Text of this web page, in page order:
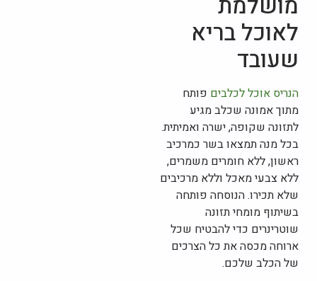
לאוכל בריא
שעובד
הנריס אוכל לכלבים פותח
מתוך אמונה שכלב מגיע
לתזונה שקופה, ישרה ואמיתית.
בכל מנה תמצאו בשר כמרכיב
ראשון, ללא חומרים משמרים,
ללא צבעי מאכל וללא מרכיבים
שלא תכירו. הנוסחה פותחה
בשיתוף מומחי תזונה
שוטרינרים כדי להבטיח שכל
ארוחה מכסה את כל הצרכים
של הכלב שלכם.